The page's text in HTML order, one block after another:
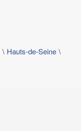
Hauts-de-Seine